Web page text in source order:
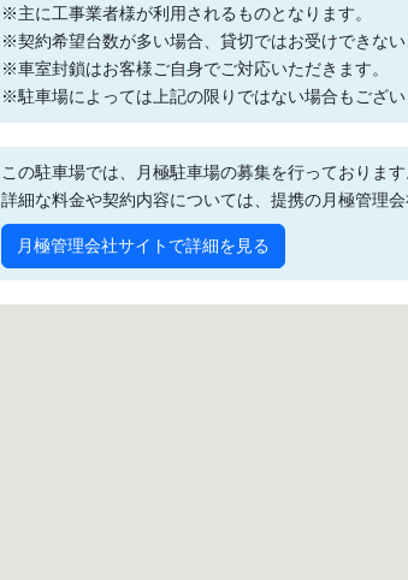
※主に工事業者様が利用されるものとなります。
※契約希望台数が多い場合、貸切ではお受けできない
※車室封鎖はお客様ご自身でご対応いただきます。
※駐車場によっては上記の限りではない場合もござい
この駐車場では、月極駐車場の募集を行っております
詳細な料金や契約内容については、提携の月極管理
月極管理会社サイトで詳細を見る